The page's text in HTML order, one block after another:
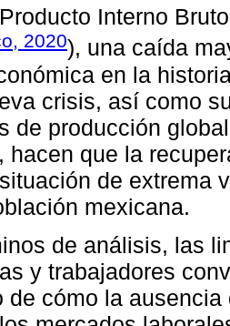
Interno
2020), una caída
en la
crisis, así como
de producción
hacen que la
de extrema
mexicana.
de análisis, las
y trabajadores
de cómo la